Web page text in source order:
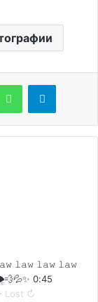
𝚕𝚊𝚠 𝚕𝚊𝚠 𝚕𝚊𝚠
0:45
ㅤㅤ Lost ↻